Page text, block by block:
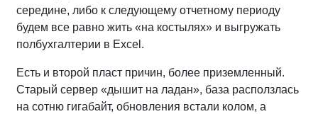
середине, либо к следующему отчетному периоду
будем все равно жить «на костылях» и выгружать
полбухгалтерии в Excel.
Есть и второй пласт причин, более приземленный.
Старый сервер «дышит на ладан», база расползлась
на сотню гигабайт, обновления встали колом, а